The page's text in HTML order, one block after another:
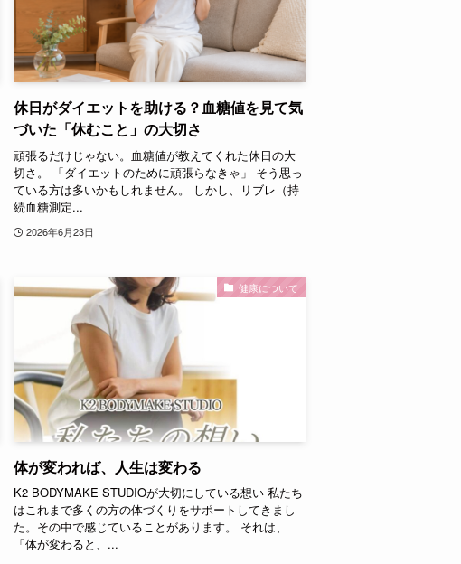
休日がダイエットを助ける？血糖値を見て気
づいた「休むこと」の大切さ
頑張るだけじゃない。血糖値が教えてくれた休日の大
切さ。 「ダイエットのために頑張らなきゃ」 そう思っ
ている方は多いかもしれません。 しかし、リブレ（持
続血糖測定...
2026年6月23日
健康について
体が変われば、人生は変わる
K2 BODYMAKE STUDIOが大切にしている想い 私たち
はこれまで多くの方の体づくりをサポートしてきまし
た。その中で感じていることがあります。 それは、
「体が変わると、...